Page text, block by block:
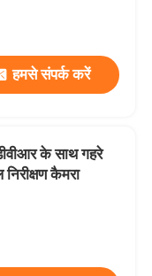
हमसे संपर्क करें
के साथ गहरे
कैमरा